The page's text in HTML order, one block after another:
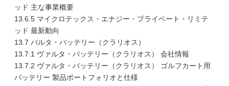
ッド 主な事業概要
13.6.5 マイクロテックス・エナジー・プライベート・リミテ
ッド 最新動向
13.7 バルタ・バッテリー（クラリオス）
13.7.1 ヴァルタ・バッテリー（クラリオス） 会社情報
13.7.2 ヴァルタ・バッテリー（クラリオス） ゴルフカート用
バッテリー 製品ポートフォリオと仕様